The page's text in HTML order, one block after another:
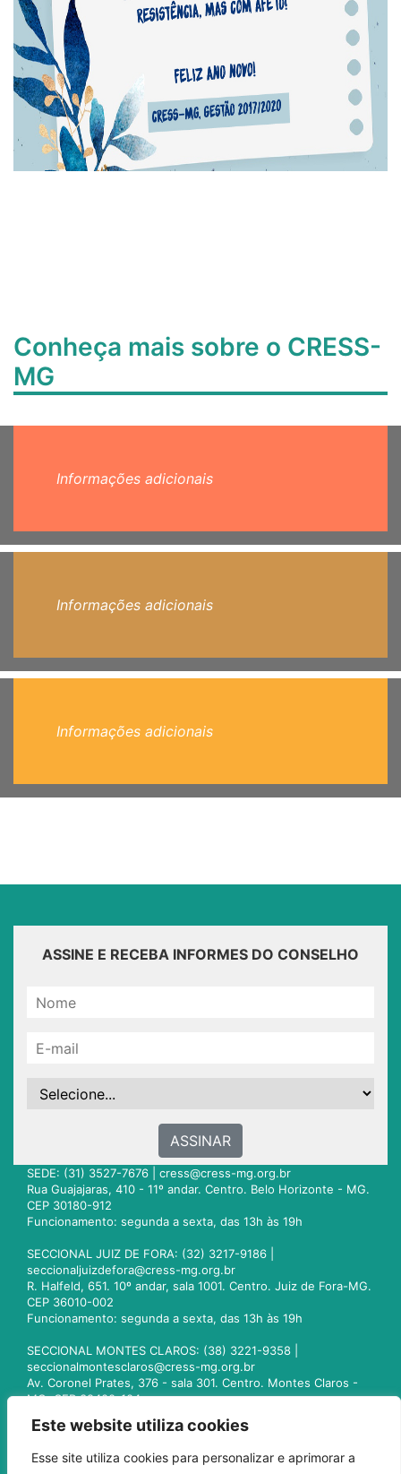
Este website utiliza cookies
Esse site utiliza cookies para personalizar e aprimorar a
Conheça mais sobre o CRESS-
MG
Informações adicionais
Informações adicionais
Informações adicionais
ASSINE E RECEBA INFORMES DO CONSELHO
ASSINAR
SEDE: (31) 3527-7676 | cress@cress-mg.org.br
Rua Guajajaras, 410 - 11º andar. Centro. Belo Horizonte - MG.
CEP 30180-912
Funcionamento: segunda a sexta, das 13h às 19h
SECCIONAL JUIZ DE FORA: (32) 3217-9186 |
seccionaljuizdefora@cress-mg.org.br
R. Halfeld, 651. 10º andar, sala 1001. Centro. Juiz de Fora-MG.
CEP 36010-002
Funcionamento: segunda a sexta, das 13h às 19h
SECCIONAL MONTES CLAROS: (38) 3221-9358 |
seccionalmontesclaros@cress-mg.org.br
Av. Coronel Prates, 376 - sala 301. Centro. Montes Claros -
MG. CEP 39400-104
seccionaluberlandia@cress-mg.org.br